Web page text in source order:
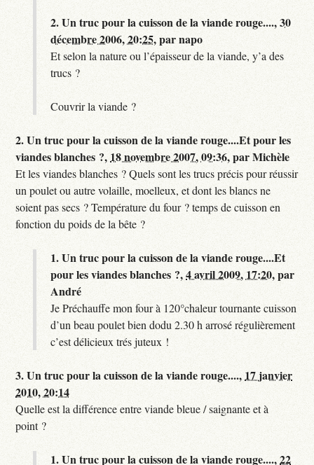
2.Un truc pour la cuisson de la viande rouge....,30
décembre 2006, 20:25,parnapo
Et selon la nature ou l’épaisseur de la viande, y’a des
trucs ?
Couvrir la viande ?
2.Un truc pour la cuisson de la viande rouge....Et pour les
viandes blanches ?, 18 novembre 2007, 09:36,parMichèle
Et les viandes blanches ? Quels sont les trucs précis pour réussir
un poulet ou autre volaille, moelleux, et dont les blancs ne
soient pas secs ? Température du four ? temps de cuisson en
fonction du poids de la bête ?
1.Un truc pour la cuisson de la viande rouge....Et
pour les viandes blanches ?,4 avril 2009, 17:20,par
André
Je Préchauffe mon four à 120°chaleur tournante cuisson
d’un beau poulet bien dodu 2.30 h arrosé régulièrement
c’est délicieux trés juteux !
3.Un truc pour la cuisson de la viande rouge...., 17 janvier
2010, 20:14
Quelle est la différence entre viande bleue / saignante et à
point ?
1.Un truc pour la cuisson de la viande rouge....,22